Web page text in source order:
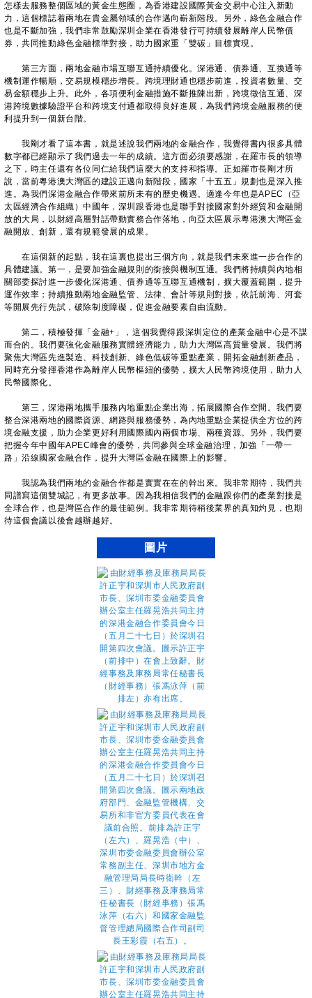
怎樣去服務整個區域的黃金生態圈，為香港建設國際黃金交易中心注入新動
力，這個標誌着兩地在貴金屬領域的合作邁向嶄新階段。另外，綠色金融合作
也是不斷加強，我們非常鼓勵深圳企業在香港發行可持續發展離岸人民幣債
券，共同推動綠色金融標準對接，助力國家重「雙碳」目標實現。
第三方面，兩地金融市場互聯互通持續優化。深港通、債券通、互換通等
機制運作暢順，交易規模穩步增長。跨境理財通也穩步前進，投資者數量、交
易金額穩步上升。此外，各項便利金融措施不斷推陳出新，跨境徵信互通、深
港跨境數據驗證平台和跨境支付通都取得良好進展，為我們跨境金融服務的便
利提升到一個新台階。
我剛才看了這本書，就是述說我們兩地的金融合作，我覺得書內很多具體
數字都已經顯示了我們過去一年的成績。這方面必須要感謝，在羅市長的領導
之下，時主任還有各位同仁給我們這麼大的支持和指導。正如羅市長剛才所
說，當前粵港澳大灣區的建設正邁向新階段，國家「十五五」規劃也是深入推
進。為我們深港金融合作帶來前所未有的歷史機遇。適逢今年也是APEC（亞
太區經濟合作組織）中國年，深圳跟香港也是聯手對接國家對外經貿和金融開
放的大局，以財經高層對話帶動實務合作落地，向亞太區展示粵港澳大灣區金
融開放、創新，還有規範發展的成果。
在這個新的起點，我在這裏也提出三個方向，就是我們未來進一步合作的
具體建議。第一，是要加強金融規則的銜接與機制互通。我們將持續與內地相
關部委探討進一步優化深港通、債券通等互聯互通機制，擴大覆蓋範圍，提升
運作效率；持續推動兩地金融監管、法律、會計等規則對接，依託前海、河套
等開展先行先試，破除制度障礙，促進金融要素自由流動。
第二，積極發揮「金融+」，這個我覺得跟深圳定位的產業金融中心是不謀
而合的。我們要強化金融服務實體經濟能力，助力大灣區高質量發展。我們將
聚焦大灣區先進製造、科技創新、綠色低碳等重點產業，開拓金融創新產品，
同時充分發揮香港作為離岸人民幣樞紐的優勢，擴大人民幣跨境使用，助力人
民幣國際化。
第三，深港兩地攜手服務內地重點企業出海，拓展國際合作空間。我們要
整合深港兩地的國際資源、網路與服務優勢，為內地重點企業提供全方位的跨
境金融支援，助力企業更好利用國際國內兩個市場、兩種資源。另外，我們要
把握今年中國年APEC峰會的優勢，共同參與全球金融治理，加強「一帶一
路」沿線國家金融合作，提升大灣區金融在國際上的影響。
我認為我們兩地的金融合作都是實實在在的幹出來。我非常期待，我們共
同譜寫這個雙城記，有更多故事。因為我相信我們的金融跟你們的產業對接是
全球合作，也是灣區合作的最佳範例。我非常期待稍後業界的真知灼見，也期
待這個會議以後會越辦越好。
圖片